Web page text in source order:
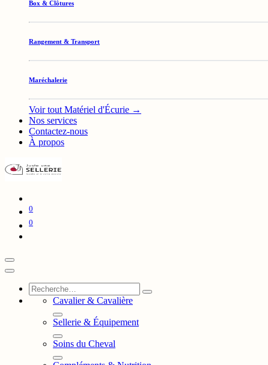
Box & Clôtures
Rangement & Transport
Maréchalerie
Voir tout Matériel d'Écurie →
Nos services
Contactez-nous
À propos
0
0
Cavalier & Cavalière
Sellerie & Équipement
Soins du Cheval